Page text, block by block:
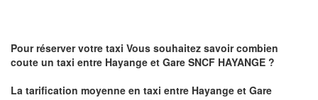
Pour réserver votre taxi Vous souhaitez savoircombien
coute un taxi entre Hayange et Gare SNCF HAYANGE ?
La tarification moyenne en taxi entre Hayange et Gare